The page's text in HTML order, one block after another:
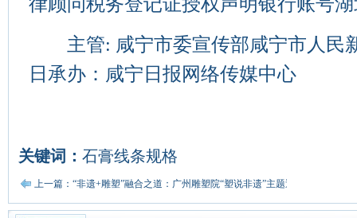
律顾问税务登记证授权声明银行账号
主管: 咸宁市委宣传部咸宁市人民
日承办：咸宁日报网络传媒中心
关键词： 石膏线条规格
上一篇：“非遗+雕塑”融合之道：广州雕塑院“塑说非遗”主题巡展开幕